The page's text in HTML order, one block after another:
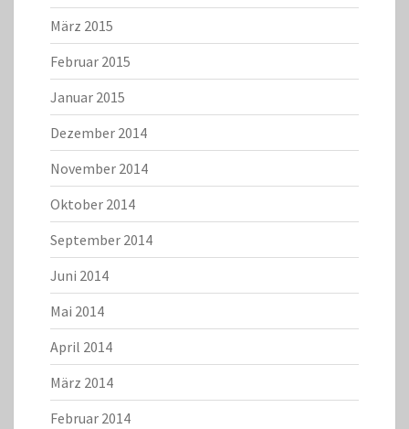
März 2015
Februar 2015
Januar 2015
Dezember 2014
November 2014
Oktober 2014
September 2014
Juni 2014
Mai 2014
April 2014
März 2014
Februar 2014